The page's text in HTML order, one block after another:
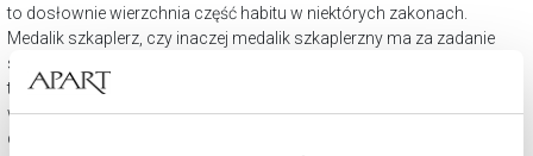
to dosłownie wierzchnia część habitu w niektórych zakonach.
Medalik szkaplerz, czy inaczej medalik szkaplerzny ma za zadanie
symbolizować te same wartości duchowe. Charakterystyczna dla
tego modelu biżuterii jest dwustronność. Na jego awersie znajduje się
wizerunek Jezusa z Najświętszym Sercem, z kolei na rewersie
dowolny wizerunek Matki Bożej.